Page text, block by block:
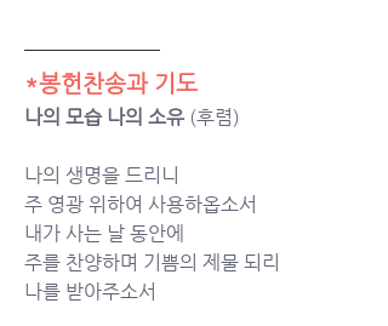
*봉헌찬송과 기도
나의 모습 나의 소유 (후렴)
나의 생명을 드리니
주 영광 위하여 사용하옵소서
내가 사는 날 동안에
주를 찬양하며 기쁨의 제물 되리
나를 받아주소서